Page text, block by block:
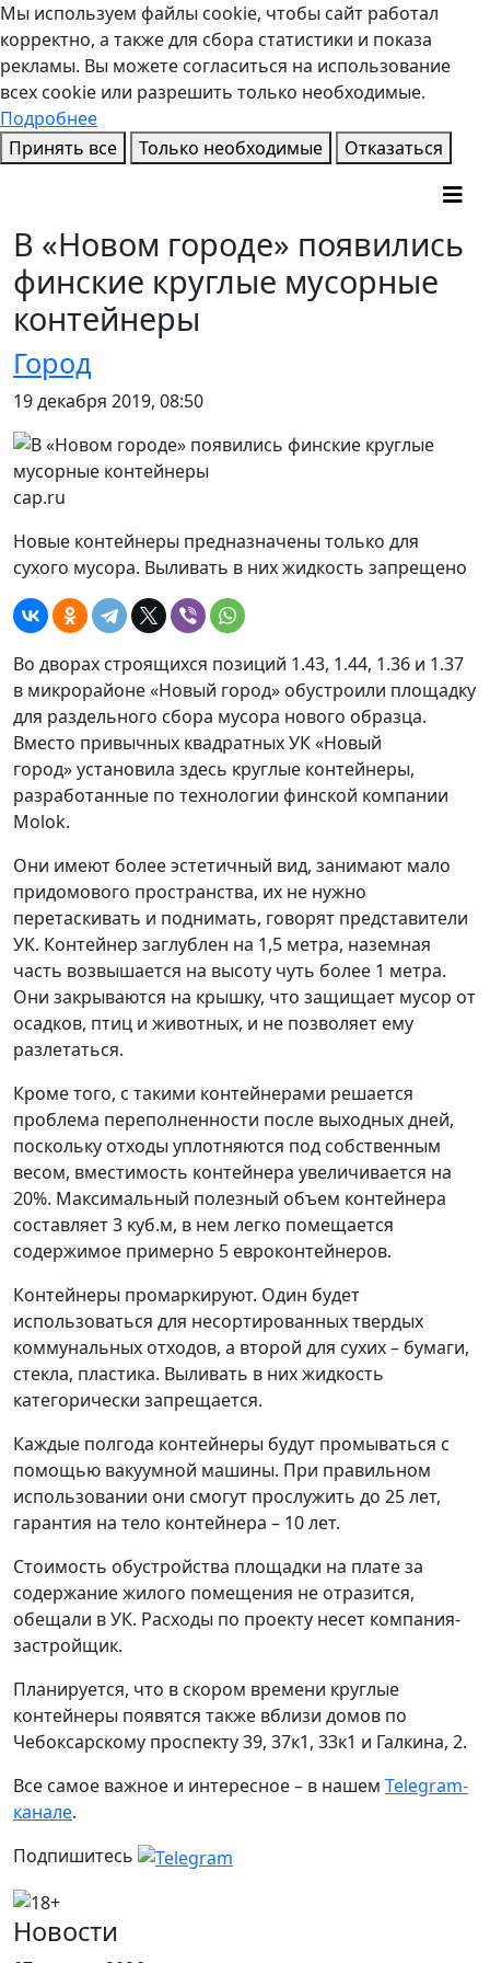
Мы используем файлы cookie, чтобы сайт работал
корректно, а также для сбора статистики и показа
рекламы. Вы можете согласиться на использование
всех cookie или разрешить только необходимые.
Подробнее
Принять все
Только необходимые Отказаться
В «Новом городе» появились
финские круглые мусорные
контейнеры
Город
19 декабря 2019, 08:50
cap.ru
Новые контейнеры предназначены только для
сухого мусора. Выливать в них жидкость запрещено
Во дворах строящихся позиций 1.43, 1.44, 1.36 и 1.37
в микрорайоне «Новый город» обустроили площадку
для раздельного сбора мусора нового образца.
Вместо привычных квадратных УК «Новый
город» установила здесь круглые контейнеры,
разработанные по технологии финской компании
Molok.
Они имеют более эстетичный вид, занимают мало
придомового пространства, их не нужно
перетаскивать и поднимать, говорят представители
УК. Контейнер заглублен на 1,5 метра, наземная
часть возвышается на высоту чуть более 1 метра.
Они закрываются на крышку, что защищает мусор от
осадков, птиц и животных, и не позволяет ему
разлетаться.
Кроме того, с такими контейнерами решается
проблема переполненности после выходных дней,
поскольку отходы уплотняются под собственным
весом, вместимость контейнера увеличивается на
20%. Максимальный полезный объем контейнера
составляет 3 куб.м, в нем легко помещается
содержимое примерно 5 евроконтейнеров.
Контейнеры промаркируют. Один будет
использоваться для несортированных твердых
коммунальных отходов, а второй для сухих – бумаги,
стекла, пластика. Выливать в них жидкость
категорически запрещается.
Каждые полгода контейнеры будут промываться с
помощью вакуумной машины. При правильном
использовании они смогут прослужить до 25 лет,
гарантия на тело контейнера – 10 лет.
Стоимость обустройства площадки на плате за
содержание жилого помещения не отразится,
обещали в УК. Расходы по проекту несет компания-
застройщик.
Планируется, что в скором времени круглые
контейнеры появятся также вблизи домов по
Чебоксарскому проспекту 39, 37к1, 33к1 и Галкина, 2.
Все самое важное и интересное – в нашем Telegram-
канале.
Подпишитесь
Новости